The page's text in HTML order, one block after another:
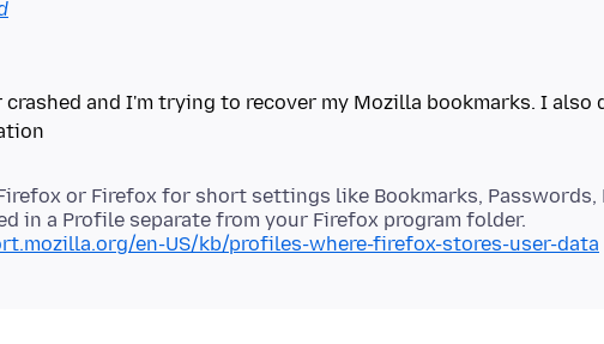
crashed and I'm trying to recover my Mozilla bookmarks. I also
or Firefox for short settings like Bookmarks, Passwords,
in a Profile separate from your Firefox program folder.
en-US/kb/profiles-where-firefox-stores-user-data